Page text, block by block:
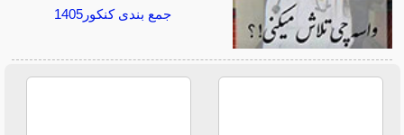
جمع بندی کنکور1405